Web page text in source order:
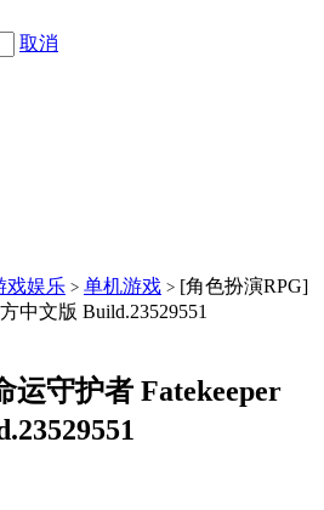
取消
戏娱乐 > 单机游戏 > [角色扮演RPG]
中文版 Build.23529551
运守护者 Fatekeeper